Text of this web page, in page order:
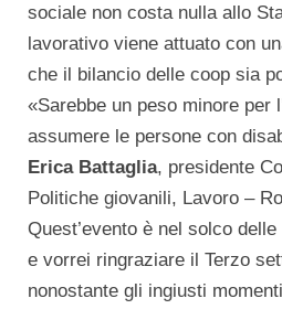
sociale non costa nulla allo
lavorativo viene attuato con
che il bilancio delle coop sia
«Sarebbe un peso minore per
assumere le persone con
Erica Battaglia, presidente
Politiche giovanili, Lavoro –
Quest’evento è nel solco
e vorrei ringraziare il Terzo
nonostante gli ingiusti